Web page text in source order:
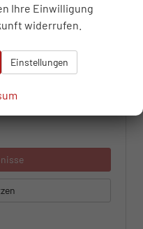
Ihre Einwilligung
widerrufen.
Einstellungen